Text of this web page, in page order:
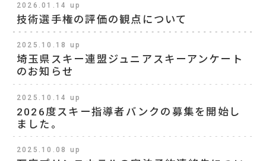
2026.01.14 up
技術選手権の評価の観点について
2025.10.18 up
埼玉県スキー連盟ジュニアスキーアンケート
のお知らせ
2025.10.14 up
2026度スキー指導者バンクの募集を開始し
ました。
2025.10.08 up